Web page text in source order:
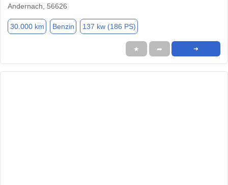
Andernach, 56626
30.000 km Benzin 137 kw (186 PS)
★ ➦ ➜